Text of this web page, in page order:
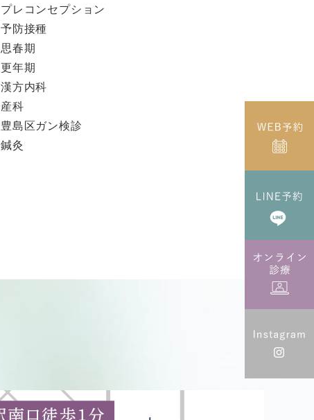
プレコンセプション
予防接種
思春期
更年期
漢方内科
産科
豊島区ガン検診
鍼灸